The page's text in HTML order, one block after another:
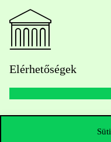
Elérhetőségek
Telefonszám:+36 1 482